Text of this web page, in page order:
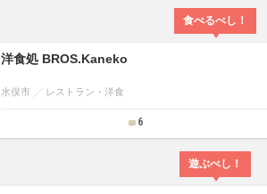
食べるべし！
洋食処 BROS.Kaneko
水俣市 レストラン・洋食
6
遊ぶべし！